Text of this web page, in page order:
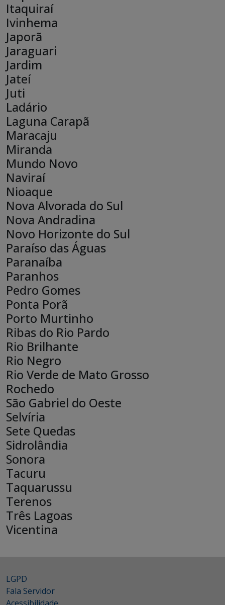
Itaquiraí
Ivinhema
Japorã
Jaraguari
Jardim
Jateí
Juti
Ladário
Laguna Carapã
Maracaju
Miranda
Mundo Novo
Naviraí
Nioaque
Nova Alvorada do Sul
Nova Andradina
Novo Horizonte do Sul
Paraíso das Águas
Paranaíba
Paranhos
Pedro Gomes
Ponta Porã
Porto Murtinho
Ribas do Rio Pardo
Rio Brilhante
Rio Negro
Rio Verde de Mato Grosso
Rochedo
São Gabriel do Oeste
Selvíria
Sete Quedas
Sidrolândia
Sonora
Tacuru
Taquarussu
Terenos
Três Lagoas
Vicentina
LGPD
Fala Servidor